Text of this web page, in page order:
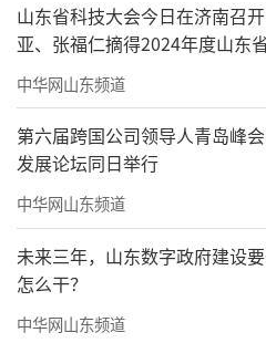
七大板块串联，山
统呈现
本次展览内容体
过“统筹谋划系统部
金”“转型升级提质增
海”“以港通海联通世
展”“面向世界开放合
现了“战略—科技—
山东省科技大会今日在济南召
亚、张福仁摘得2024年度山东
奖最高奖！
中华网山东频道
第六届跨国公司领导人青岛峰
发展论坛同日举行
中华网山东频道
未来三年，山东数字政府建设要
怎么干？
中华网山东频道